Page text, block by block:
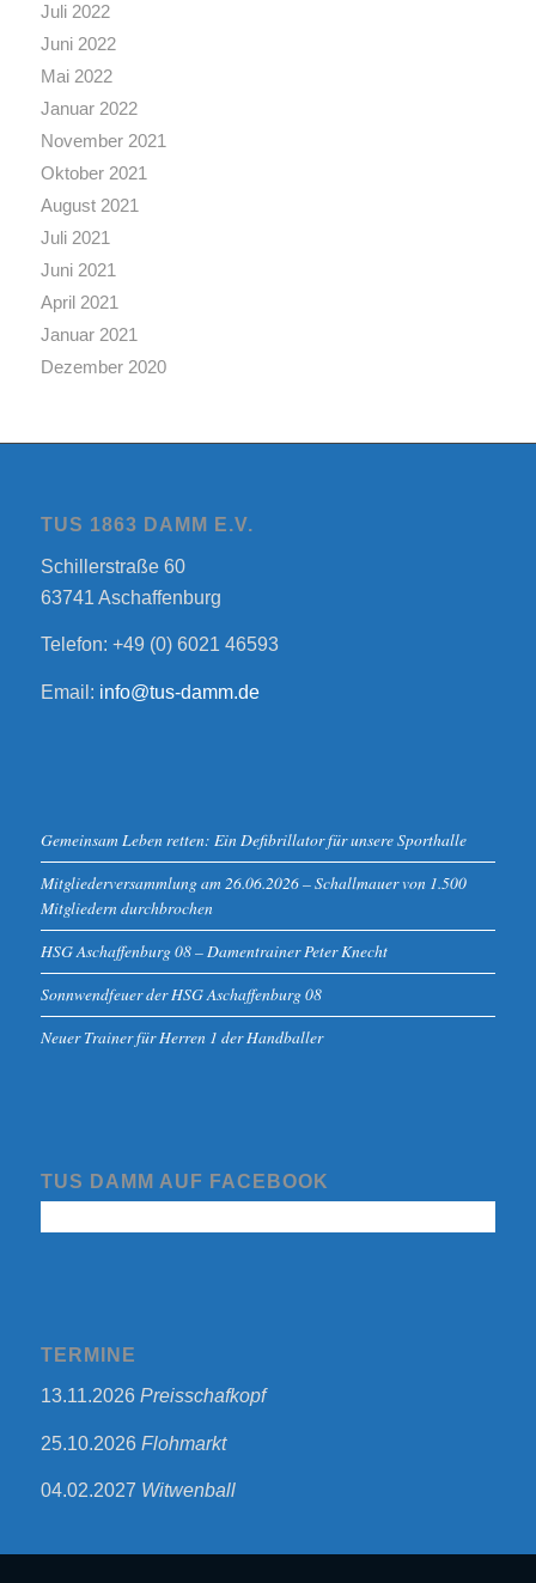
Juli 2022
Juni 2022
Mai 2022
Januar 2022
November 2021
Oktober 2021
August 2021
Juli 2021
Juni 2021
April 2021
Januar 2021
Dezember 2020
TUS 1863 DAMM E.V.
Schillerstraße 60
63741 Aschaffenburg
Telefon: +49 (0) 6021 46593
Email: info@tus-damm.de
Gemeinsam Leben retten: Ein Defibrillator für unsere Sporthalle
Mitgliederversammlung am 26.06.2026 – Schallmauer von 1.500
Mitgliedern durchbrochen
HSG Aschaffenburg 08 – Damentrainer Peter Knecht
Sonnwendfeuer der HSG Aschaffenburg 08
Neuer Trainer für Herren 1 der Handballer
TUS DAMM AUF FACEBOOK
TERMINE
13.11.2026 Preisschafkopf
25.10.2026 Flohmarkt
04.02.2027 Witwenball